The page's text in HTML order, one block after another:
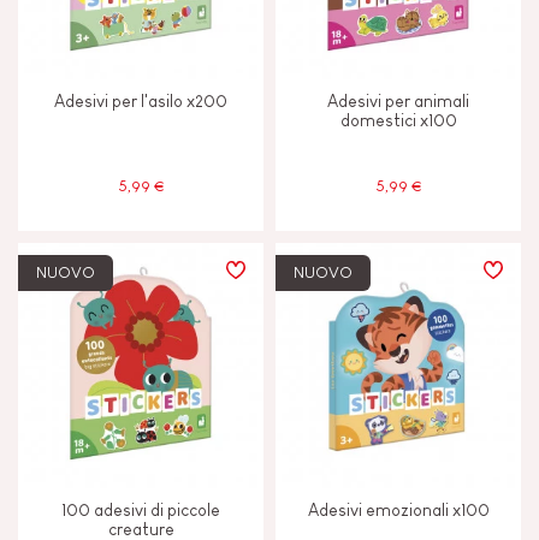
2 - 3 anni
4-5 4 - 5 anni
6 - 7 anni
8 anni in su
Adesivi per l'asilo x200
5,99 €
Adesivi per animali
domestici x100
5,99 €
NUOVO
100 adesivi di piccole
creature
NUOVO
Adesivi emozionali x100